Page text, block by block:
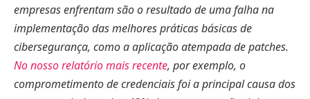
empresas enfrentam são o resultado de uma falha na
implementação das melhores práticas básicas de
cibersegurança, como a aplicação atempada de patches.
No nosso relatório mais recente, por exemplo, o
comprometimento de credenciais foi a principal causa dos